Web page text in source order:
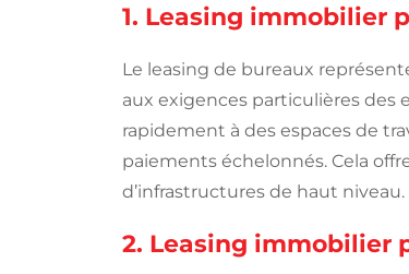
1. Leasing immobilier
Le leasing de bureaux
aux exigences particulières des
rapidement à des espaces de
paiements échelonnés. Cela
d’infrastructures de haut niveau.
2. Leasing immobilier